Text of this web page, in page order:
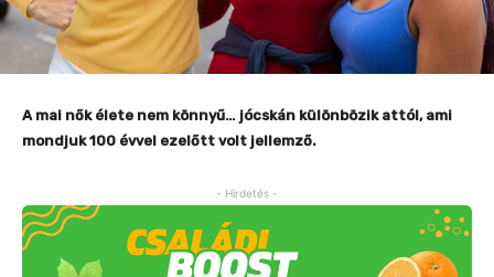
A mai nők élete nem könnyű… jócskán különbözik attól, ami
mondjuk 100 évvel ezelőtt volt jellemző.
- Hirdetés -